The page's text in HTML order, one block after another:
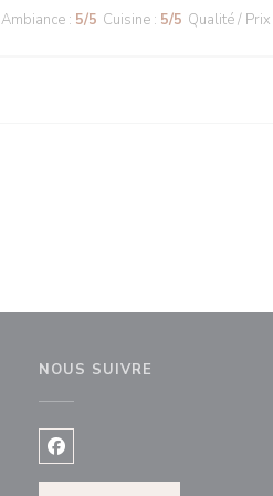
Ambiance : 5/5 Cuisine : 5/5 Qualité / Prix
NOUS SUIVRE
Facebook ((ouvre une